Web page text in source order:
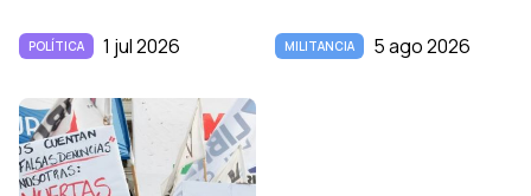
POLÍTICA 1 jul 2026 MILITANCIA 5 ago 2026